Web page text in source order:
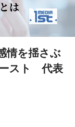
情を揺さぶ
スト 代表